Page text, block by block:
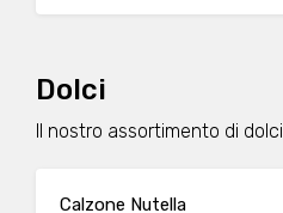
Dolci
Il nostro assortimento di dolci
Calzone Nutella